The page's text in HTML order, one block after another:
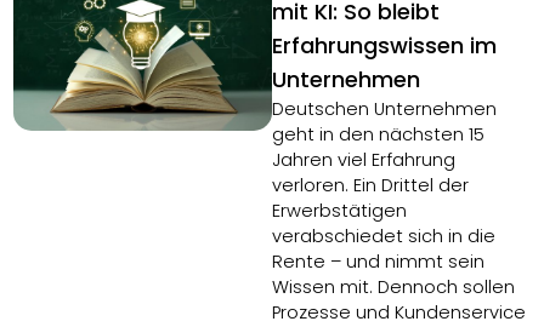
mit KI: So bleibt
Erfahrungswissen im
Unternehmen
Deutschen Unternehmen
geht in den nächsten 15
Jahren viel Erfahrung
verloren. Ein Drittel der
Erwerbstätigen
verabschiedet sich in die
Rente – und nimmt sein
Wissen mit. Dennoch sollen
Prozesse und Kundenservice